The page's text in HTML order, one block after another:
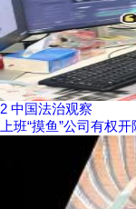
2 中国法治观察
上班“摸鱼”公司有权开